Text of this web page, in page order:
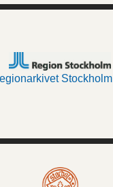
Stockholm